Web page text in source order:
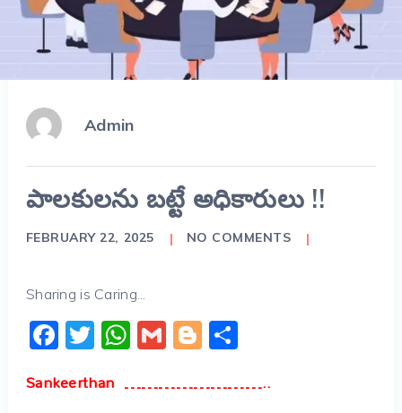
Admin
పాలకులను బట్టే అధికారులు !!
FEBRUARY 22, 2025 NO COMMENTS
Sharing is Caring...
Facebook
Twitter
WhatsApp
GmailBlogger
Share
Sankeerthan ……………………..